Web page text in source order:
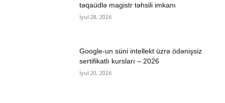
təqaüdlə magistr təhsili imkanı
İyul 28, 2026
Google-un süni intellekt üzrə ödənişsiz
sertifikatlı kursları – 2026
İyul 20, 2026